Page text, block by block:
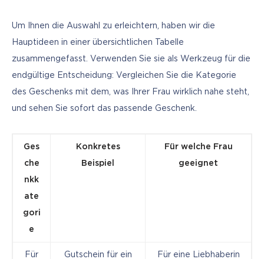
Um Ihnen die Auswahl zu erleichtern, haben wir die
Hauptideen in einer übersichtlichen Tabelle
zusammengefasst. Verwenden Sie sie als Werkzeug für die
endgültige Entscheidung: Vergleichen Sie die Kategorie
des Geschenks mit dem, was Ihrer Frau wirklich nahe steht,
und sehen Sie sofort das passende Geschenk.
Ges
che
nkk
ate
gori
e
Konkretes
Beispiel
Für welche Frau
geeignet
Für Gutschein für ein Für eine Liebhaberin